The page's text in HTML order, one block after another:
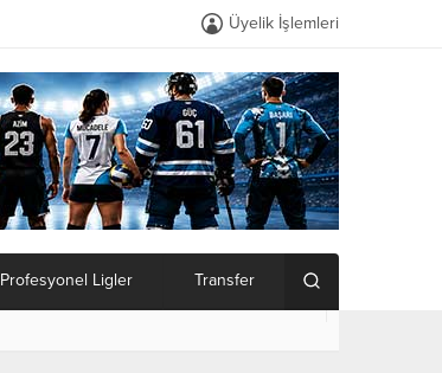
Üyelik İşlemleri
Profesyonel Ligler Transfer